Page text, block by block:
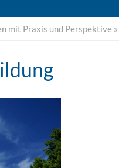
mit Praxis und Perspektive »